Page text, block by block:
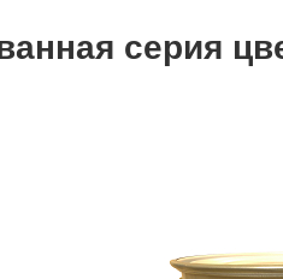
серия